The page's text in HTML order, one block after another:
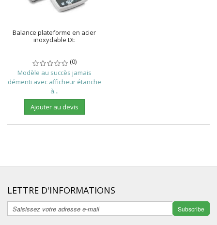
Balance plateforme en acier
inoxydable DE
(0)
Modèle au succès jamais
démenti avec afficheur étanche
à...
Ajouter au devis
LETTRE D'INFORMATIONS
Subscribe